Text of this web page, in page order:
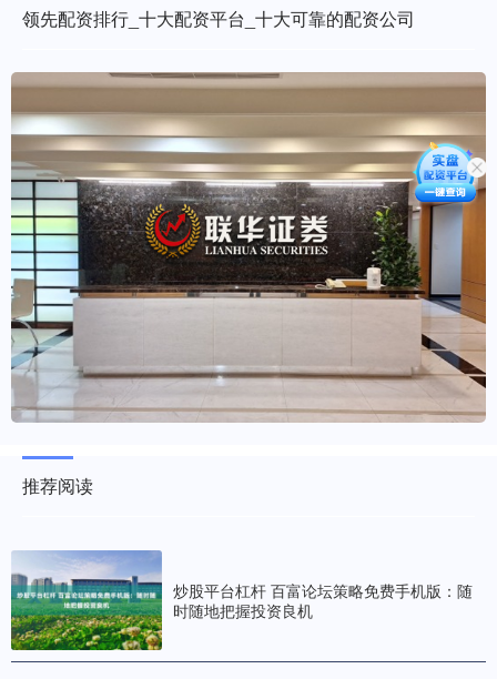
领先配资排行_十大配资平台_十大可靠的配资公司
推荐阅读
炒股平台杠杆 百富论坛策略免费手机版：随
时随地把握投资良机